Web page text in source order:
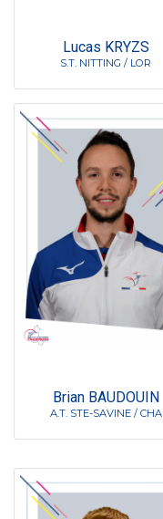
Lucas KRYZS
S.T. NITTING / LOR
Brian BAUDOUIN
A.T. STE-SAVINE / CHA